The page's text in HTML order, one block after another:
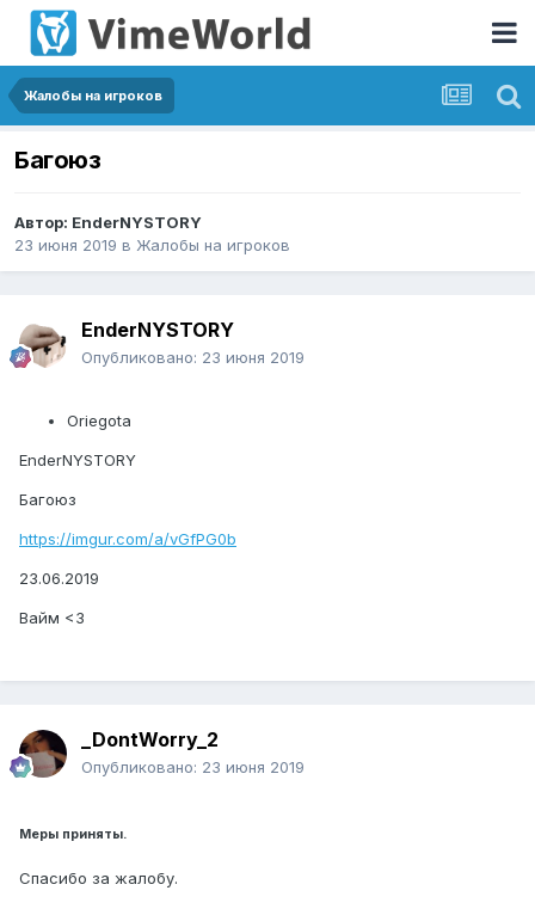
Жалобы на игроков
Багоюз
Автор: EnderNYSTORY
23 июня 2019 в Жалобы на игроков
EnderNYSTORY
Опубликовано: 23 июня 2019
Oriegota
EnderNYSTORY
Багоюз
https://imgur.com/a/vGfPG0b
23.06.2019
Вайм <3
_DontWorry_2
Опубликовано: 23 июня 2019
Меры приняты.
Спасибо за жалобу.